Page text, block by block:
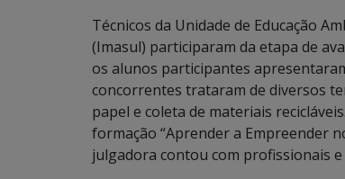
Técnicos da Unidade de Educação
(Imasul) participaram da etapa de
os alunos participantes
concorrentes trataram de diversos
papel e coleta de materiais
formação “Aprender a Empreender
julgadora contou com profissionais